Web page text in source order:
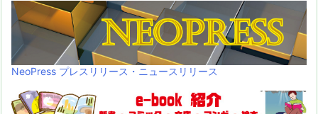
NeoPress プレスリリース・ニュースリリース